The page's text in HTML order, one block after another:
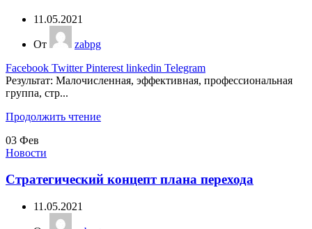
11.05.2021
От
zabpg
Facebook Twitter Pinterest linkedin Telegram
Результат: Малочисленная, эффективная, профессиональная
группа, стр...
Продолжить чтение
03 Фев
Новости
Стратегический концепт плана перехода
11.05.2021